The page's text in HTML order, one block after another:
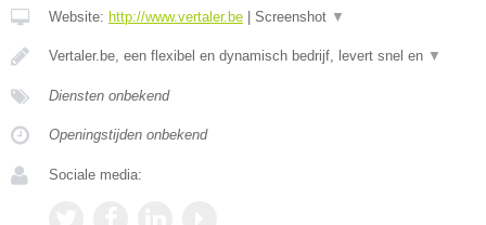
Website: http://www.vertaler.be Screenshot ▼
Vertaler.be, een flexibel en dynamisch bedrijf, levert snel en ▼
Diensten onbekend
Openingstijden onbekend
Sociale media: